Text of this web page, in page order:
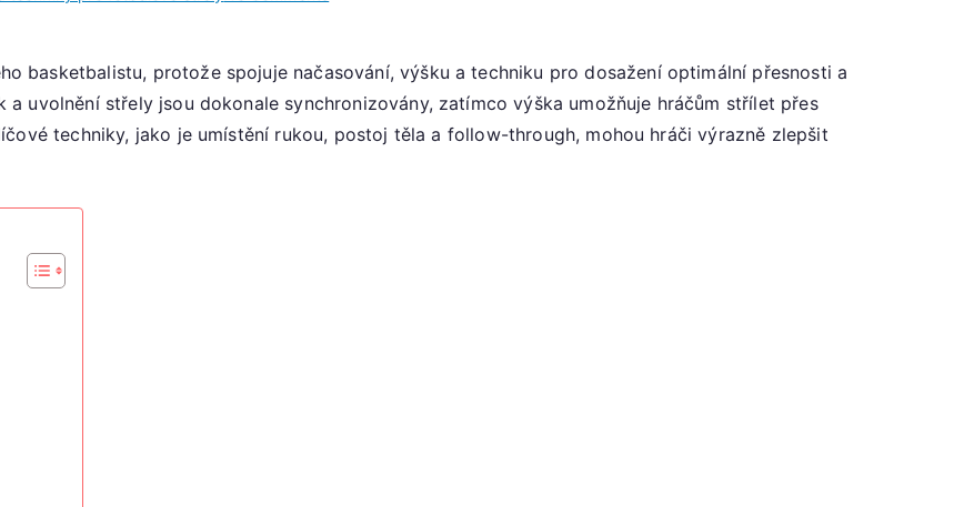
Časování,
Výška,
Technika
basketbalistu, protože spojuje načasování, výšku a techniku pro dosažení optimální přesnosti a
a uvolnění střely jsou dokonale synchronizovány, zatímco výška umožňuje hráčům střílet přes
techniky, jako je umístění rukou, postoj těla a follow-through, mohou hráči výrazně zlepšit